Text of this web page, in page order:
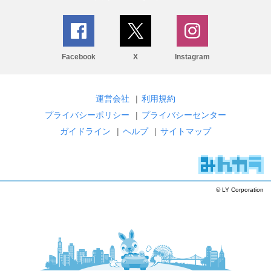
Facebook X Instagram
運営会社 | 利用規約
プライバシーポリシー
| プライバシーセンター
ガイドライン
| ヘルプ | サイトマップ
© LY Corporation